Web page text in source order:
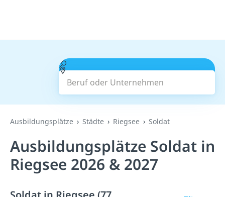
Beruf oder Unternehmen
Suchen
Ausbildungsplätze Städte Riegsee Soldat
Ausbildungsplätze Soldat in
Riegsee 2026 & 2027